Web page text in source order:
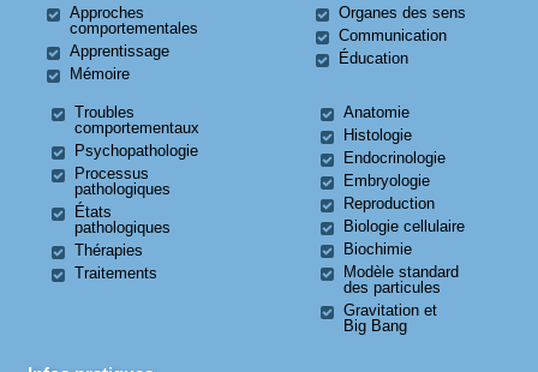
Approches
comportementales
Apprentissage
Mémoire
Organes des sens
Communication
Éducation
Troubles
comportementaux
Psychopathologie
Processus
pathologiques
États
pathologiques
Thérapies
Traitements
Anatomie
Histologie
Endocrinologie
Embryologie
Reproduction
Biologie cellulaire
Biochimie
Modèle standard
des particules
Gravitation et
Big Bang